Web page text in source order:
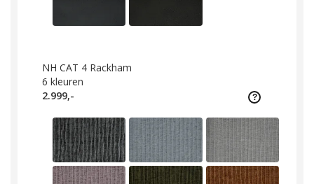
NH CAT 4 Rackham
6 kleuren
2.999,-